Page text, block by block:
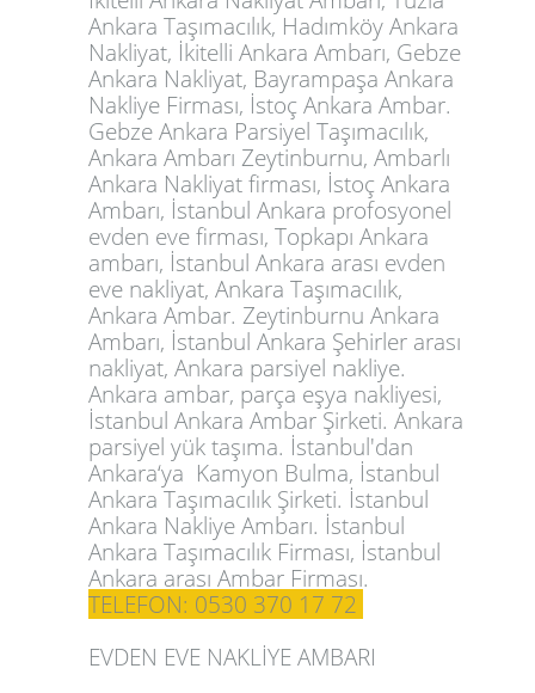
Ankara Taşımacılık, Hadımköy Ankara
Nakliyat, İkitelli Ankara Ambarı, Gebze
Ankara Nakliyat, Bayrampaşa Ankara
Nakliye Firması, İstoç Ankara Ambar.
Gebze Ankara Parsiyel Taşımacılık,
Ankara Ambarı Zeytinburnu, Ambarlı
Ankara Nakliyat firması, İstoç Ankara
Ambarı, İstanbul Ankara profosyonel
evden eve firması, Topkapı Ankara
ambarı, İstanbul Ankara arası evden
eve nakliyat, Ankara Taşımacılık,
Ankara Ambar. Zeytinburnu Ankara
Ambarı, İstanbul Ankara Şehirler arası
nakliyat, Ankara parsiyel nakliye.
Ankara ambar, parça eşya nakliyesi,
İstanbul Ankara Ambar Şirketi. Ankara
parsiyel yük taşıma. İstanbul'dan
Ankara‘ya Kamyon Bulma, İstanbul
Ankara Taşımacılık Şirketi. İstanbul
Ankara Nakliye Ambarı. İstanbul
Ankara Taşımacılık Firması, İstanbul
Ankara arası Ambar Firması.
TELEFON: 0530 370 17 72
EVDEN EVE NAKLİYE AMBARI